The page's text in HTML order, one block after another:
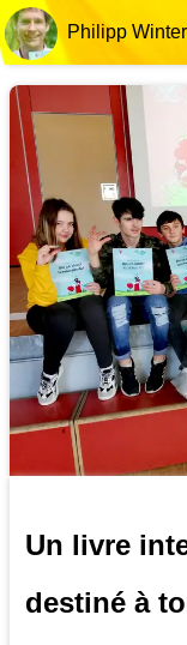
Philipp
Un livre
destiné à